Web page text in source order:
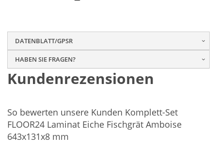
DATENBLATT/GPSR
HABEN SIE FRAGEN?
Kundenrezensionen
So bewerten unsere Kunden Komplett-Set
FLOOR24 Laminat Eiche Fischgrät Amboise
643x131x8 mm